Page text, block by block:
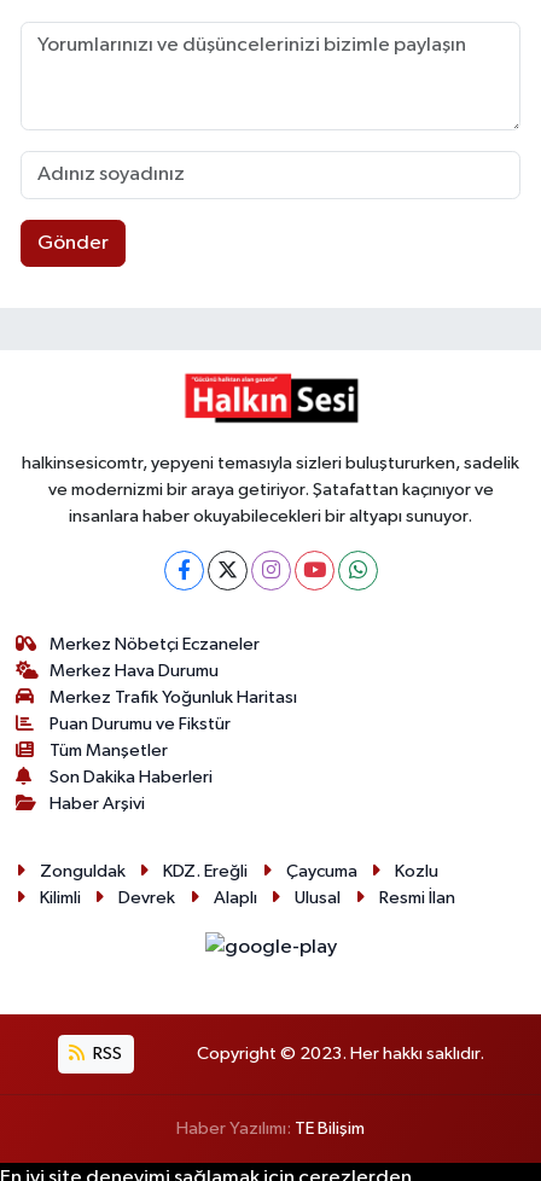
Gönder
halkinsesicomtr, yepyeni temasıyla sizleri buluştururken, sadelik
ve modernizmi bir araya getiriyor. Şatafattan kaçınıyor ve
insanlara haber okuyabilecekleri bir altyapı sunuyor.
Merkez Nöbetçi Eczaneler
Merkez Hava Durumu
Merkez Trafik Yoğunluk Haritası
Puan Durumu ve Fikstür
Tüm Manşetler
Son Dakika Haberleri
Haber Arşivi
Zonguldak KDZ. Ereğli Çaycuma
Kozlu
Kilimli
Devrek Alaplı Ulusal Resmi İlan
RSS Copyright © 2023. Her hakkı saklıdır.
Haber Yazılımı: TE Bilişim